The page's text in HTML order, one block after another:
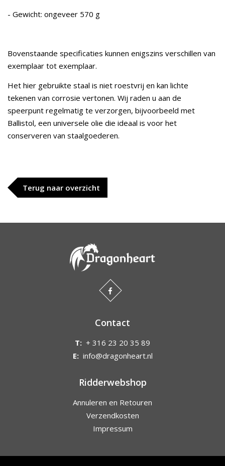
- Gewicht: ongeveer 570 g
Bovenstaande specificaties kunnen enigszins verschillen van
exemplaar tot exemplaar.
Het hier gebruikte staal is niet roestvrij en kan lichte
tekenen van corrosie vertonen. Wij raden u aan de
speerpunt regelmatig te verzorgen, bijvoorbeeld met
Ballistol, een universele olie die ideaal is voor het
conserveren van staalgoederen.
Terug naar overzicht
Contact
T: + 316 23 20 35 89
E: info@dragonheart.nl
Ridderwebshop
Annuleren en Retouren
Verzendkosten
Impressum